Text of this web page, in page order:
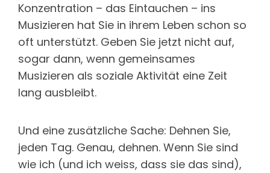
Konzentration – das Eintauchen – ins
Musizieren hat Sie in ihrem Leben schon so
oft unterstützt. Geben Sie jetzt nicht auf,
sogar dann, wenn gemeinsames
Musizieren als soziale Aktivität eine Zeit
lang ausbleibt.
Und eine zusätzliche Sache: Dehnen Sie,
jeden Tag. Genau, dehnen. Wenn Sie sind
wie ich (und ich weiss, dass sie das sind),